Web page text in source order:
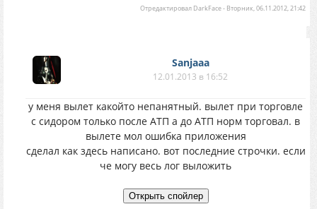
Отредактировал DarkFace- Вторник, 06.11.2012, 21:42
Sanjaaa
12.01.2013 в 16:52
у меня вылет какойто непанятный. вылет при торговле
с сидором только после АТП а до АТП норм торговал. в
вылете мол ошибка приложения
сделал как здесь написано. вот последние строчки. если
че могу весь лог выложить